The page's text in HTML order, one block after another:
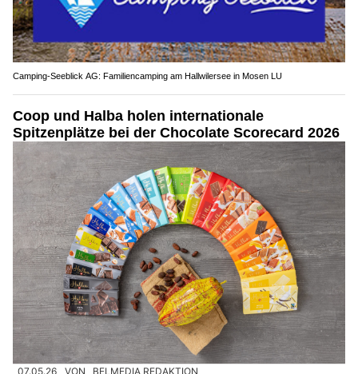
Camping-Seeblick AG: Familiencamping am Hallwilersee in Mosen LU
Coop und Halba holen internationale
Spitzenplätze bei der Chocolate Scorecard 2026
07.05.26 VON BELMEDIA REDAKTION